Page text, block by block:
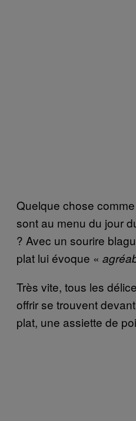
Quelque chose
sont au menu du jour
? Avec un sourire
plat lui évoque «
Très vite, tous les
offrir se trouvent
plat, une assiette de